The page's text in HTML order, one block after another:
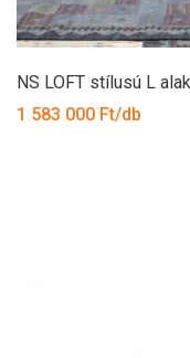
NS LOFT stílusú L
1 583 000 Ft/db